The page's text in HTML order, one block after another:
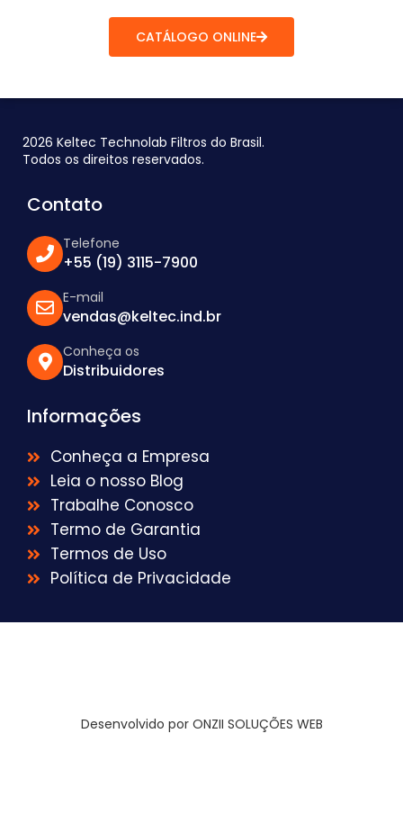
CATÁLOGO ONLINE
2026 Keltec Technolab Filtros do Brasil.
Todos os direitos reservados.
Contato
Telefone
+55 (19) 3115-7900
E-mail
vendas@keltec.ind.br
Conheça os
Distribuidores
Informações
Conheça a Empresa
Leia o nosso Blog
Trabalhe Conosco
Termo de Garantia
Termos de Uso
Política de Privacidade
Desenvolvido por ONZII SOLUÇÕES WEB